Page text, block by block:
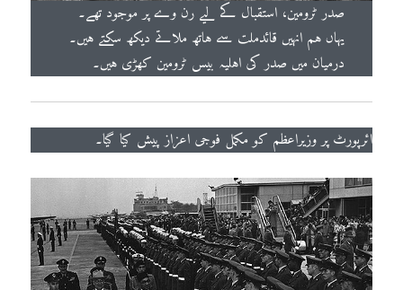
صدر ٹرومین، استقبال کے لیے رن وے پر موجود تھے۔
یہاں ہم انہیں قائدملت سے ہاتھ ملاتے دیکھ سکتے ہیں۔
درمیان میں صدر کی اہلیہ بیس ٹرومین کھڑی ہیں۔
ائرپورٹ پر وزیراعظم کو مکمل فوجی اعزاز پیش کیا گیا۔